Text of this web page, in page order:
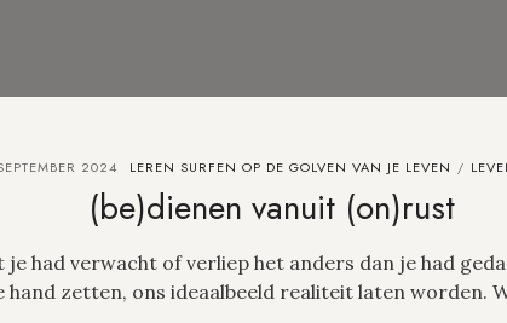
2024 LEREN SURFEN OP DE GOLVEN VAN JE LEVEN /
(be)dienen vanuit (on)rust
je had verwacht of verliep het anders dan je had
hand zetten, ons ideaalbeeld realiteit laten worden.